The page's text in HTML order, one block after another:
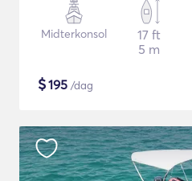
Midterkonsol
17 ft
5 m
$195 /dag